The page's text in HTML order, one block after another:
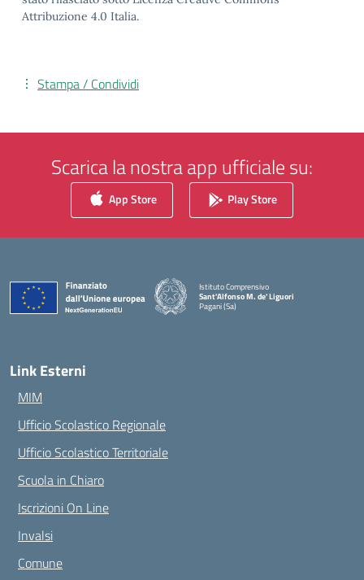
Attribuzione 4.0 Italia.
Stampa / Condividi
Scarica la nostra app ufficiale su:
App Store Play Store
Istituto Comprensivo
Sant'Alfonso M. de' Liguori
Pagani (Sa)
— Visita la pagina iniziale della scuola
Link Esterni
MIM
Ufficio Scolastico Regionale
Ufficio Scolastico Territoriale
Scuola in Chiaro
Iscrizioni On Line
Invalsi
Comune